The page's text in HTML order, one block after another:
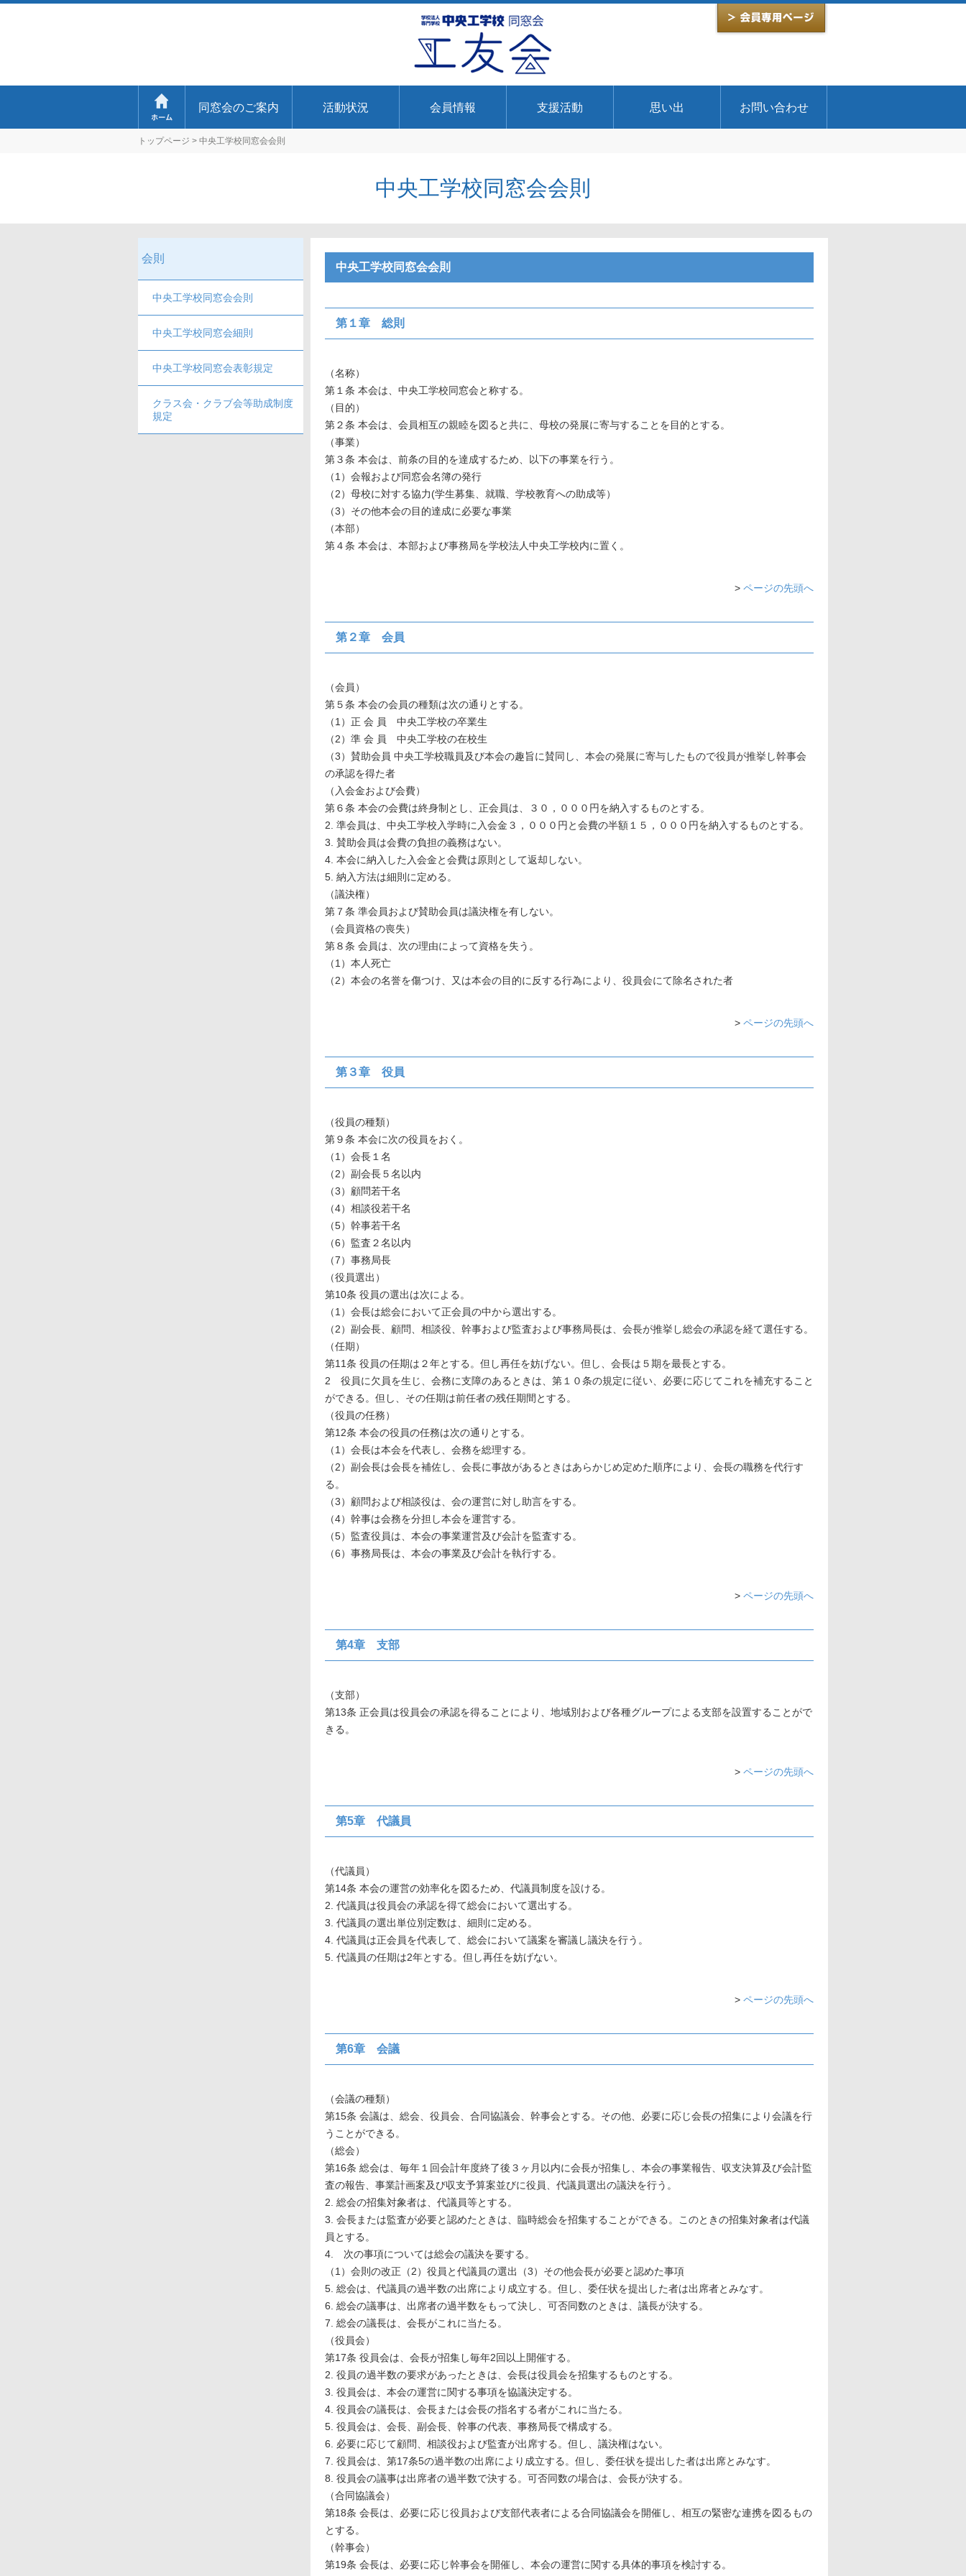
同窓会のご案内 活動状況 会員情報 支援活動 思い出 お問い合わせ
トップページ > 中央工学校同窓会会則
中央工学校同窓会会則
会則
中央工学校同窓会会則
中央工学校同窓会細則
中央工学校同窓会表彰規定
クラス会・クラブ会等助成制度
規定
中央工学校同窓会会則
第１章 総則
（名称）
第１条 本会は、中央工学校同窓会と称する。
（目的）
第２条 本会は、会員相互の親睦を図ると共に、母校の発展に寄与することを目的とする。
（事業）
第３条 本会は、前条の目的を達成するため、以下の事業を行う。
（1）会報および同窓会名簿の発行
（2）母校に対する協力(学生募集、就職、学校教育への助成等）
（3）その他本会の目的達成に必要な事業
（本部）
第４条 本会は、本部および事務局を学校法人中央工学校内に置く。
> ページの先頭へ
第２章 会員
（会員）
第５条 本会の会員の種類は次の通りとする。
（1）正 会 員 中央工学校の卒業生
（2）準 会 員 中央工学校の在校生
（3）賛助会員 中央工学校職員及び本会の趣旨に賛同し、本会の発展に寄与したもので役員が推挙し幹事会
の承認を得た者
（入会金および会費）
第６条 本会の会費は終身制とし、正会員は、３０，０００円を納入するものとする。
2. 準会員は、中央工学校入学時に入会金３，０００円と会費の半額１５，０００円を納入するものとする。
3. 賛助会員は会費の負担の義務はない。
4. 本会に納入した入会金と会費は原則として返却しない。
5. 納入方法は細則に定める。
（議決権）
第７条 準会員および賛助会員は議決権を有しない。
（会員資格の喪失）
第８条 会員は、次の理由によって資格を失う。
（1）本人死亡
（2）本会の名誉を傷つけ、又は本会の目的に反する行為により、役員会にて除名された者
> ページの先頭へ
第３章 役員
（役員の種類）
第９条 本会に次の役員をおく。
（1）会長１名
（2）副会長５名以内
（3）顧問若干名
（4）相談役若干名
（5）幹事若干名
（6）監査２名以内
（7）事務局長
（役員選出）
第10条 役員の選出は次による。
（1）会長は総会において正会員の中から選出する。
（2）副会長、顧問、相談役、幹事および監査および事務局長は、会長が推挙し総会の承認を経て選任する。
（任期）
第11条 役員の任期は２年とする。但し再任を妨げない。但し、会長は５期を最長とする。
2 役員に欠員を生じ、会務に支障のあるときは、第１０条の規定に従い、必要に応じてこれを補充すること
ができる。但し、その任期は前任者の残任期間とする。
（役員の任務）
第12条 本会の役員の任務は次の通りとする。
（1）会長は本会を代表し、会務を総理する。
（2）副会長は会長を補佐し、会長に事故があるときはあらかじめ定めた順序により、会長の職務を代行す
る。
（3）顧問および相談役は、会の運営に対し助言をする。
（4）幹事は会務を分担し本会を運営する。
（5）監査役員は、本会の事業運営及び会計を監査する。
（6）事務局長は、本会の事業及び会計を執行する。
> ページの先頭へ
第4章 支部
（支部）
第13条 正会員は役員会の承認を得ることにより、地域別および各種グループによる支部を設置することがで
きる。
> ページの先頭へ
第5章 代議員
（代議員）
第14条 本会の運営の効率化を図るため、代議員制度を設ける。
2. 代議員は役員会の承認を得て総会において選出する。
3. 代議員の選出単位別定数は、細則に定める。
4. 代議員は正会員を代表して、総会において議案を審議し議決を行う。
5. 代議員の任期は2年とする。但し再任を妨げない。
> ページの先頭へ
第6章 会議
（会議の種類）
第15条 会議は、総会、役員会、合同協議会、幹事会とする。その他、必要に応じ会長の招集により会議を行
うことができる。
（総会）
第16条 総会は、毎年１回会計年度終了後３ヶ月以内に会長が招集し、本会の事業報告、収支決算及び会計監
査の報告、事業計画案及び収支予算案並びに役員、代議員選出の議決を行う。
2. 総会の招集対象者は、代議員等とする。
3. 会長または監査が必要と認めたときは、臨時総会を招集することができる。このときの招集対象者は代議
員とする。
4. 次の事項については総会の議決を要する。
（1）会則の改正（2）役員と代議員の選出（3）その他会長が必要と認めた事項
5. 総会は、代議員の過半数の出席により成立する。但し、委任状を提出した者は出席者とみなす。
6. 総会の議事は、出席者の過半数をもって決し、可否同数のときは、議長が決する。
7. 総会の議長は、会長がこれに当たる。
（役員会）
第17条 役員会は、会長が招集し毎年2回以上開催する。
2. 役員の過半数の要求があったときは、会長は役員会を招集するものとする。
3. 役員会は、本会の運営に関する事項を協議決定する。
4. 役員会の議長は、会長または会長の指名する者がこれに当たる。
5. 役員会は、会長、副会長、幹事の代表、事務局長で構成する。
6. 必要に応じて顧問、相談役および監査が出席する。但し、議決権はない。
7. 役員会は、第17条5の過半数の出席により成立する。但し、委任状を提出した者は出席とみなす。
8. 役員会の議事は出席者の過半数で決する。可否同数の場合は、会長が決する。
（合同協議会）
第18条 会長は、必要に応じ役員および支部代表者による合同協議会を開催し、相互の緊密な連携を図るもの
とする。
（幹事会）
第19条 会長は、必要に応じ幹事会を開催し、本会の運営に関する具体的事項を検討する。